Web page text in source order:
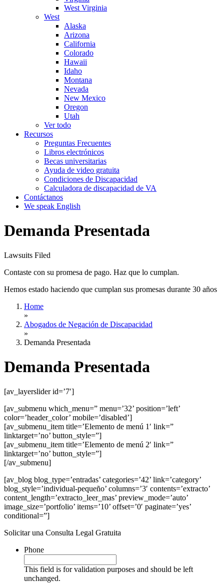
West Virginia
West
Alaska
Arizona
California
Colorado
Hawaii
Idaho
Montana
Nevada
New Mexico
Oregon
Utah
Ver todo
Recursos
Preguntas Frecuentes
Libros electrónicos
Becas universitarias
Ayuda de video gratuita
Condiciones de Discapacidad
Calculadora de discapacidad de VA
Contáctanos
We speak English
Demanda Presentada
Lawsuits Filed
Contaste con su promesa de pago. Haz que lo cumplan.
Hemos estado haciendo que cumplan sus promesas durante 30 años
Home
»
Abogados de Negación de Discapacidad
»
Demanda Presentada
Demanda Presentada
[av_layerslider id=’7′]
[av_submenu which_menu=” menu=’32’ position=’left’
color=’header_color’ mobile=’disabled’]
[av_submenu_item title=’Elemento de menú 1′ link=”
linktarget=’no’ button_style=”]
[av_submenu_item title=’Elemento de menú 2′ link=”
linktarget=’no’ button_style=”]
[/av_submenu]
[av_blog blog_type=’entradas’ categories=’42’ link=’category’
blog_style=’individual-pequeño’ columns=’3′ contents=’extracto’
content_length=’extracto_leer_mas’ preview_mode=’auto’
image_size=’portfolio’ items=’10’ offset=’0′ paginate=’yes’
conditional=”]
Solicitar una Consulta Legal Gratuita
Phone
This field is for validation purposes and should be left
unchanged.